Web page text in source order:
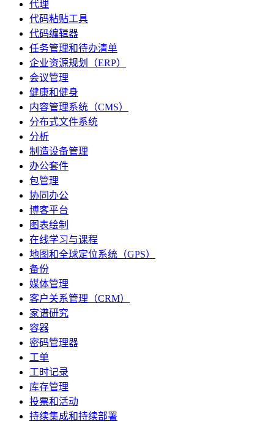
代理
代码粘贴工具
代码编辑器
任务管理和待办清单
企业资源规划（ERP）
会议管理
健康和健身
内容管理系统（CMS）
分布式文件系统
分析
制造设备管理
办公套件
包管理
协同办公
博客平台
图表绘制
在线学习与课程
地图和全球定位系统（GPS）
备份
媒体管理
客户关系管理（CRM）
家谱研究
容器
密码管理器
工单
工时记录
库存管理
投票和活动
持续集成和持续部署